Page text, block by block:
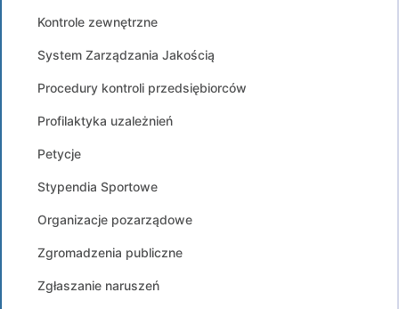
Kontrole zewnętrzne
System Zarządzania Jakością
Procedury kontroli przedsiębiorców
Profilaktyka uzależnień
Petycje
Stypendia Sportowe
Organizacje pozarządowe
Zgromadzenia publiczne
Zgłaszanie naruszeń